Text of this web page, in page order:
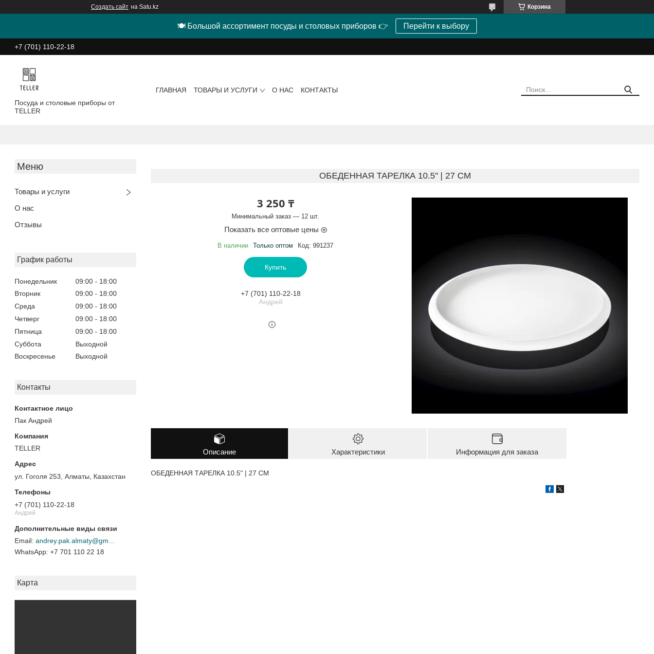
Создать сайт на Satu.kz Корзина
🍽 Большой ассортимент посуды и столовых приборов 👉 Перейти к выбору
+7 (701) 110-22-18
Посуда и столовые приборы от
TELLER
ГЛАВНАЯ ТОВАРЫ И УСЛУГИ О НАС КОНТАКТЫ
Товары и услуги
О нас
Отзывы
График работы
Понедельник 09:00
18:00
Вторник
09:00
18:00
Среда
09:00
18:00
Четверг
09:00
18:00
Пятница
09:00
18:00
Суббота
Выходной
Воскресенье
Выходной
Контакты
Пак Андрей
TELLER
ул. Гоголя 253, Алматы, Казахстан
+7 (701) 110-22-18
Андрей
+7 701 110 22 18
Карта
ОБЕДЕННАЯ ТАРЕЛКА 10.5" | 27 CM
3 250 ₸
Минимальный заказ — 12 шт.
Показать все оптовые цены
В наличии Только оптом Код: 991237
Купить
+7 (701) 110-22-18
Андрей
Описание Характеристики Информация для заказа
ОБЕДЕННАЯ ТАРЕЛКА 10.5" | 27 CM